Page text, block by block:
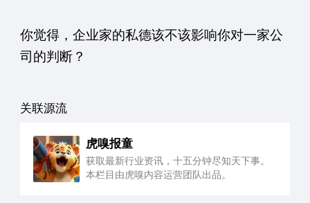
你觉得，企业家的私德该不该影响你对一家公
司的判断？
关联源流
虎嗅报童
获取最新行业资讯，十五分钟尽知天下事。
本栏目由虎嗅内容运营团队出品。